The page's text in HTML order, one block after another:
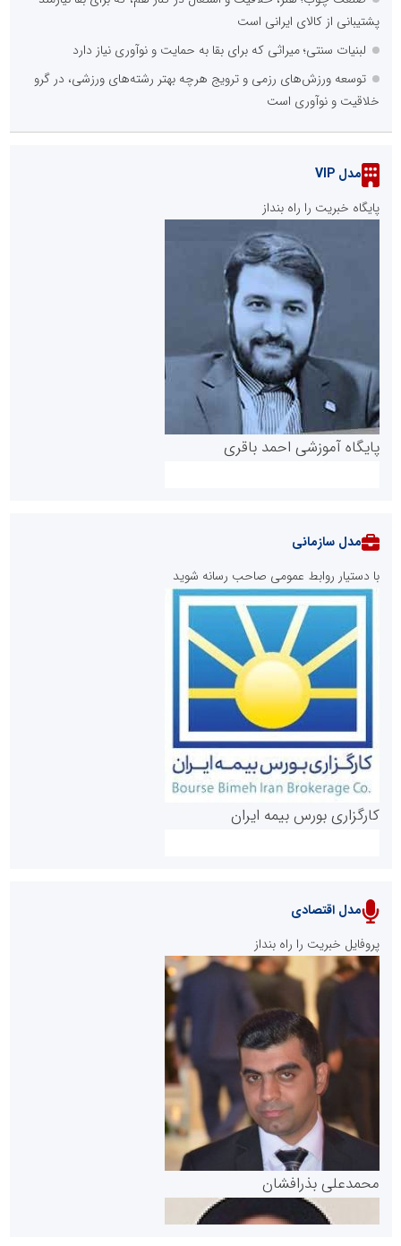
پشتیبانی از کالای ایرانی است
لبنیات سنتی؛ میراثی که برای بقا به حمایت و نوآوری نیاز دارد
توسعه ورزش‌های رزمی و ترویج هرچه بهتر رشته‌های ورزشی، در گرو
خلاقیت و نوآوری است
مدل VIP
پایگاه خبریت را راه بنداز
پایگاه آموزشی احمد باقری
روابط عمومی خبرگزاری گزارش خبر
پایگاه خبری نهضت ملی مسکن
پایگاه خبری گفتمان یزد
مدل سازمانی
با دستیار روابط عمومی صاحب رسانه شوید
کارگزاری بورس بیمه ایران
سازمان بورس و اوراق بهادار
مرجع اخبار موثق در بازارسرمایه
مدل اقتصادی
پروفایل خبریت را راه بنداز
محمدعلی بذرافشان